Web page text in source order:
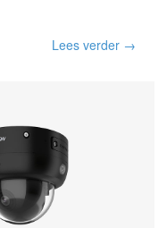
Lees verder →